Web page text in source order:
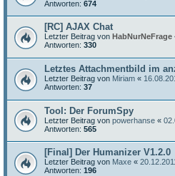
Antworten: 674
[RC] AJAX Chat
Letzter Beitrag von HabNurNeFrage
Antworten: 330
Letztes Attachmentbild im
Letzter Beitrag von Miriam «
Antworten: 37
Tool: Der ForumSpy
Letzter Beitrag von powerhanse «
Antworten: 565
[Final] Der Humanizer V1.2.0
Letzter Beitrag von Maxe «
Antworten: 196